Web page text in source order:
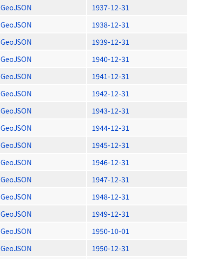
GeoJSON
1937-12-31
GeoJSON
1938-12-31
GeoJSON
1939-12-31
GeoJSON
1940-12-31
GeoJSON
1941-12-31
GeoJSON
1942-12-31
GeoJSON
1943-12-31
GeoJSON
1944-12-31
GeoJSON
1945-12-31
GeoJSON
1946-12-31
GeoJSON
1947-12-31
GeoJSON
1948-12-31
GeoJSON
1949-12-31
GeoJSON
1950-10-01
GeoJSON
1950-12-31